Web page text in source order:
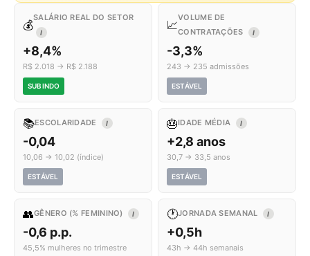
💰
SALÁRIO REAL DO SETOR
I
+8,4%
R$ 2.018 → R$ 2.188
SUBINDO
📈
VOLUME DE
CONTRATAÇÕES
I
-3,3%
243 → 235 admissões
ESTÁVEL
📚ESCOLARIDADE I
-0,04
10,06 → 10,02 (índice)
ESTÁVEL
🎂IDADE MÉDIA I
+2,8 anos
30,7 → 33,5 anos
ESTÁVEL
👥GÊNERO (% FEMININO) I
-0,6 p.p.
45,5% mulheres no trimestre
🕐JORNADA SEMANAL I
+0,5h
43h → 44h semanais